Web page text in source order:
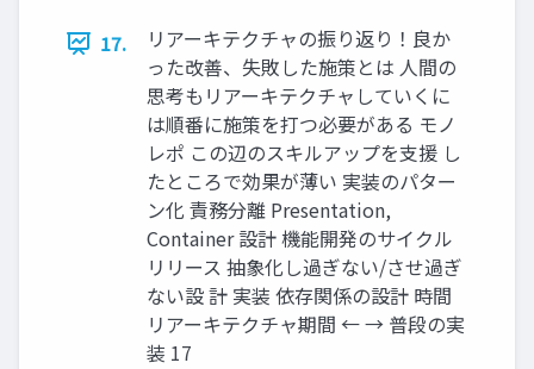
17.
リアーキテクチャの振り返り！良か
った改善、失敗した施策とは 人間の
思考もリアーキテクチャしていくに
は順番に施策を打つ必要がある モノ
レポ この辺のスキルアップを支援 し
たところで効果が薄い 実装のパター
ン化 責務分離 Presentation,
Container 設計 機能開発のサイクル
リリース 抽象化し過ぎない/させ過ぎ
ない設 計 実装 依存関係の設計 時間
リアーキテクチャ期間 ← → 普段の実
装 17